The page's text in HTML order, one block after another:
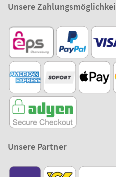
Unsere
Unsere Partner